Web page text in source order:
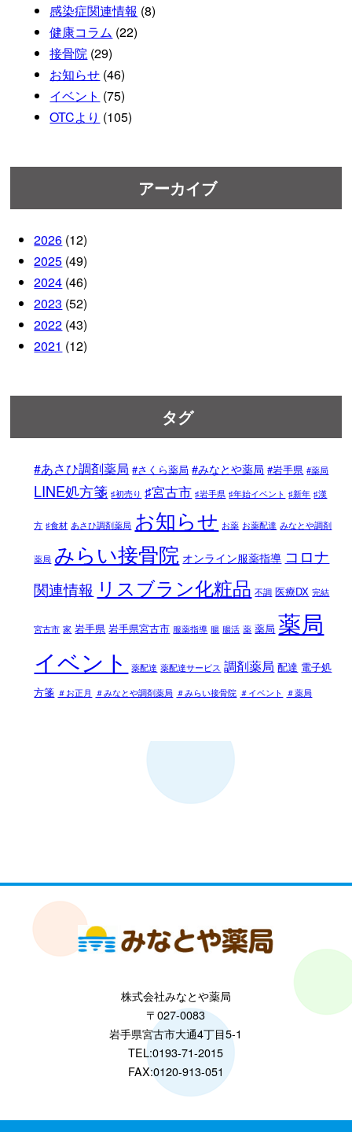
感染症関連情報 (8)
健康コラム (22)
接骨院 (29)
お知らせ (46)
イベント (75)
OTCより (105)
アーカイブ
2026 (12)
2025 (49)
2024 (46)
2023 (52)
2022 (43)
2021 (12)
タグ
#あさひ調剤薬局 #さくら薬局 #みなとや薬局 #岩手県 #薬局
LINE処方箋 ♯初売り ♯宮古市 ♯岩手県 ♯年始イベント ♯新年 ♯漢
方 ♯食材 あさひ調剤薬局 お知らせ お薬 お薬配達 みなとや調剤
薬局 みらい接骨院 オンライン服薬指導 コロナ
関連情報 リスブラン化粧品 不調 医療DX 完結
宮古市 家 岩手県 岩手県宮古市 服薬指導 腸 腸活 薬 薬局 薬局
イベント
薬配達 薬配達サービス 調剤薬局 配達 電子処
方箋 ＃お正月 ＃みなとや調剤薬局 ＃みらい接骨院 ＃イベント ＃薬局
株式会社みなとや薬局
〒027-0083
岩手県宮古市大通4丁目5-1
TEL:0193-71-2015
FAX:0120-913-051